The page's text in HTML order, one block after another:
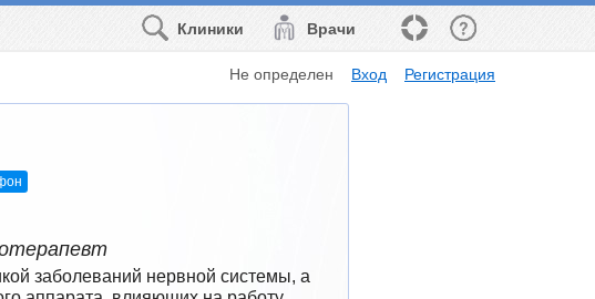
Врачи
Клиники
Не определен Вход Регистрация
заболеваний нервной системы, а